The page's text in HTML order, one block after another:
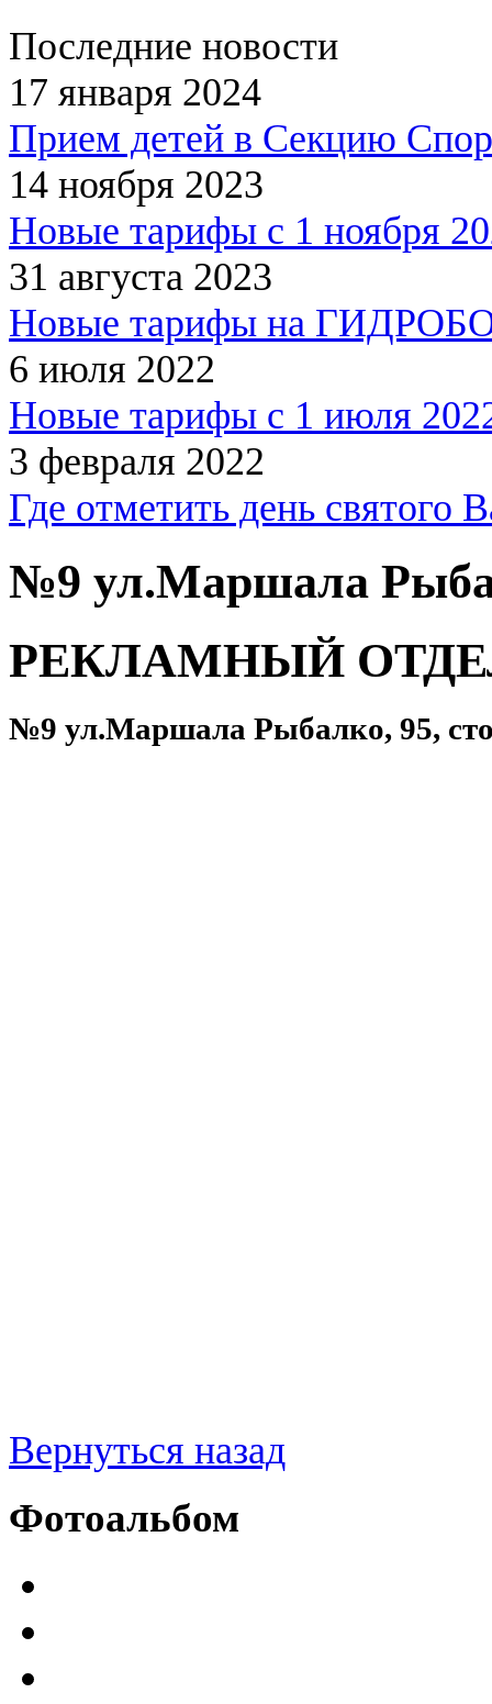
Последние новости
17 января 2024
Прием детей в Секцию
14 ноября 2023
Новые тарифы с 1 ноября
31 августа 2023
Новые тарифы на
6 июля 2022
Новые тарифы с 1 июля
3 февраля 2022
Где отметить день святого
№9 ул.Маршала
РЕКЛАМНЫЙ
№9 ул.Маршала Рыбалко, 95,
Вернуться назад
Фотоальбом